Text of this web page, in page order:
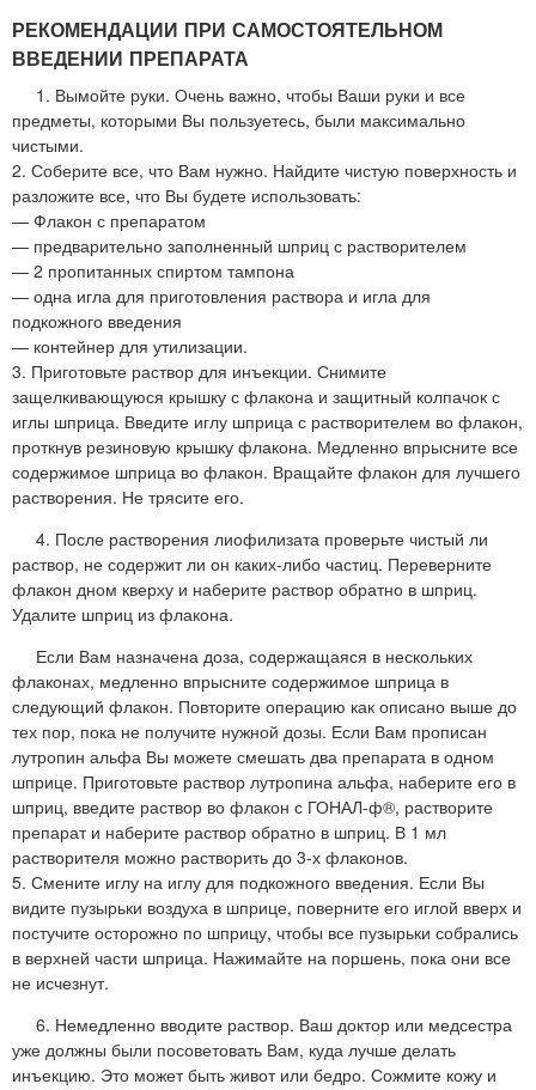
РЕКОМЕНДАЦИИ ПРИ САМОСТОЯТЕЛЬНОМ
ВВЕДЕНИИ ПРЕПАРАТА
1. Вымойте руки. Очень важно, чтобы Ваши руки и все
предметы, которыми Вы пользуетесь, были максимально
чистыми.
2. Соберите все, что Вам нужно. Найдите чистую поверхность и
разложите все, что Вы будете использовать:
— Флакон с препаратом
— предварительно заполненный шприц с растворителем
— 2 пропитанных спиртом тампона
— одна игла для приготовления раствора и игла для
подкожного введения
— контейнер для утилизации.
3. Приготовьте раствор для инъекции. Снимите
защелкивающуюся крышку с флакона и защитный колпачок с
иглы шприца. Введите иглу шприца с растворителем во флакон,
проткнув резиновую крышку флакона. Медленно впрысните все
содержимое шприца во флакон. Вращайте флакон для лучшего
растворения. Не трясите его.
4. После растворения лиофилизата проверьте чистый ли
раствор, не содержит ли он каких-либо частиц. Переверните
флакон дном кверху и наберите раствор обратно в шприц.
Удалите шприц из флакона.
Если Вам назначена доза, содержащаяся в нескольких
флаконах, медленно впрысните содержимое шприца в
следующий флакон. Повторите операцию как описано выше до
тех пор, пока не получите нужной дозы. Если Вам прописан
лутропин альфа Вы можете смешать два препарата в одном
шприце. Приготовьте раствор лутропина альфа, наберите его в
шприц, введите раствор во флакон с ГОНАЛ-ф®, растворите
препарат и наберите раствор обратно в шприц. В 1 мл
растворителя можно растворить до 3-х флаконов.
5. Смените иглу на иглу для подкожного введения. Если Вы
видите пузырьки воздуха в шприце, поверните его иглой вверх и
постучите осторожно по шприцу, чтобы все пузырьки собрались
в верхней части шприца. Нажимайте на поршень, пока они все
не исчезнут.
6. Немедленно вводите раствор. Ваш доктор или медсестра
уже должны были посоветовать Вам, куда лучше делать
инъекцию. Это может быть живот или бедро. Сожмите кожу и